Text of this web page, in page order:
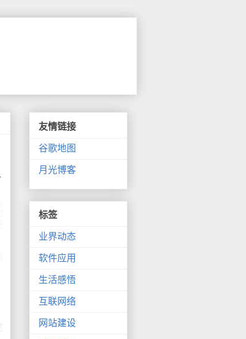
友情链接
谷歌地图
月光博客
标签
业界动态
软件应用
生活感悟
互联网络
网站建设